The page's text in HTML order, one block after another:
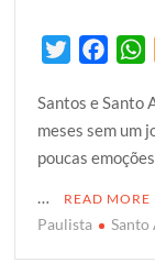
i
t
t
e
r
c
e
b
o
o
a
t
s
A
p
Santos e Santo
meses sem um
poucas
…
READ MORE
Paulista Santo